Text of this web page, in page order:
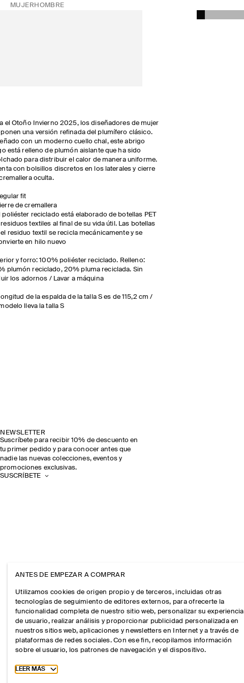
MUJER HOMBRE
el Otoño Invierno 2025, los diseñadores de mujer
una versión refinada del plumífero clásico.
con un moderno cuello chal, este abrigo
está relleno de plumón aislante que ha sido
para distribuir el calor de manera uniforme.
con bolsillos discretos en los laterales y cierre
oculta.
fit
de cremallera
poliéster reciclado está elaborado de botellas PET
textiles al final de su vida útil. Las botellas
residuo textil se recicla mecánicamente y se
en hilo nuevo
y forro: 100% poliéster reciclado. Relleno:
plumón reciclado, 20% pluma reciclada. Sin
los adornos / Lavar a máquina
de la espalda de la talla S es de 115,2 cm /
lleva la talla S
NEWSLETTER
Suscríbete para recibir 10% de descuento en
tu primer pedido y para conocer antes que
nadie las nuevas colecciones, eventos y
promociones exclusivas.
SUSCRÍBETE
ANTES DE EMPEZAR A COMPRAR
Utilizamos cookies de origen propio y de terceros, incluidas otras
tecnologías de seguimiento de editores externos, para ofrecerte la
funcionalidad completa de nuestro sitio web, personalizar su experiencia
de usuario, realizar análisis y proporcionar publicidad personalizada en
nuestros sitios web, aplicaciones y newsletters en Internet y a través de
plataformas de redes sociales. Con ese fin, recopilamos información
sobre el usuario, los patrones de navegación y el dispositivo.
Toggle more cookie information
LEER MÁS